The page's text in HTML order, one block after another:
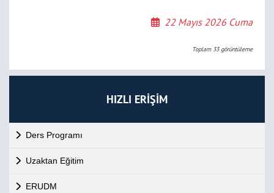
HIZLI ERİŞİM
Ders Programı
Uzaktan Eğitim
ERUDM
22 Mayıs 2026 Cuma
Toplam 33görüntüleme